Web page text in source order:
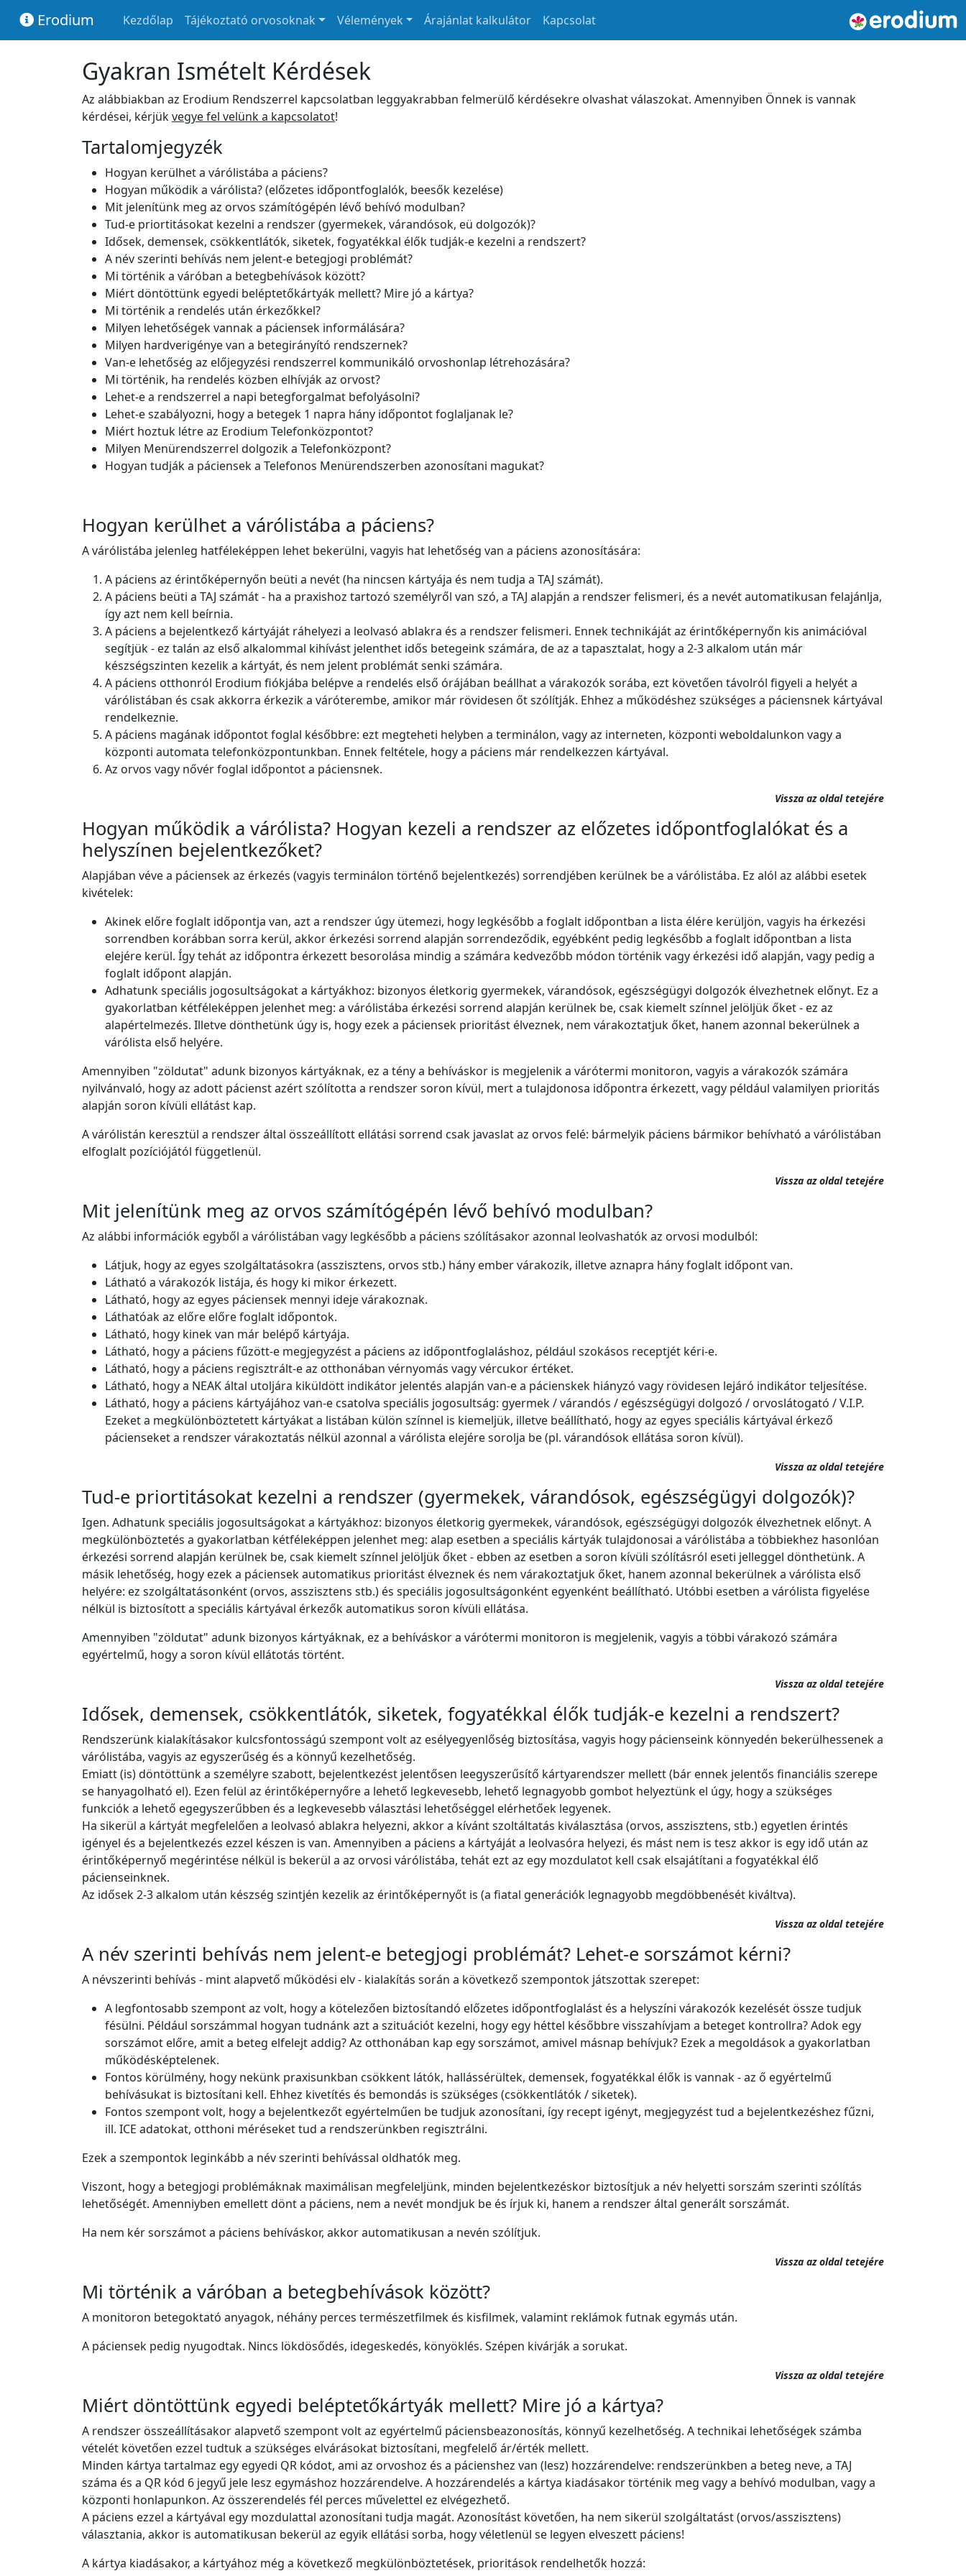
Erodium Kezdőlap Tájékoztató orvosoknak Vélemények Árajánlat kalkulátor Kapcsolat
Gyakran Ismételt Kérdések
Az alábbiakban az Erodium Rendszerrel kapcsolatban leggyakrabban felmerülő kérdésekre olvashat válaszokat. Amennyiben Önnek is vannak
kérdései, kérjükvegye fel velünk a kapcsolatot!
Tartalomjegyzék
Hogyan kerülhet a várólistába a páciens?
Hogyan működik a várólista? (előzetes időpontfoglalók, beesők kezelése)
Mit jelenítünk meg az orvos számítógépén lévő behívó modulban?
Tud-e priortitásokat kezelni a rendszer (gyermekek, várandósok, eü dolgozók)?
Idősek, demensek, csökkentlátók, siketek, fogyatékkal élők tudják-e kezelni a rendszert?
A név szerinti behívás nem jelent-e betegjogi problémát?
Mi történik a váróban a betegbehívások között?
Miért döntöttünk egyedi beléptetőkártyák mellett? Mire jó a kártya?
Mi történik a rendelés után érkezőkkel?
Milyen lehetőségek vannak a páciensek informálására?
Milyen hardverigénye van a betegirányító rendszernek?
Van-e lehetőség az előjegyzési rendszerrel kommunikáló orvoshonlap létrehozására?
Mi történik, ha rendelés közben elhívják az orvost?
Lehet-e a rendszerrel a napi betegforgalmat befolyásolni?
Lehet-e szabályozni, hogy a betegek 1 napra hány időpontot foglaljanak le?
Miért hoztuk létre az Erodium Telefonközpontot?
Milyen Menürendszerrel dolgozik a Telefonközpont?
Hogyan tudják a páciensek a Telefonos Menürendszerben azonosítani magukat?
Hogyan kerülhet a várólistába a páciens?
A várólistába jelenleg hatféleképpen lehet bekerülni, vagyis hat lehetőség van a páciens azonosítására:
A páciens az érintőképernyőn beüti a nevét (ha nincsen kártyája és nem tudja a TAJ számát).
A páciens beüti a TAJ számát - ha a praxishoz tartozó személyről van szó, a TAJ alapján a rendszer felismeri, és a nevét automatikusan felajánlja,
így azt nem kell beírnia.
A páciens a bejelentkező kártyáját ráhelyezi a leolvasó ablakra és a rendszer felismeri. Ennek technikáját az érintőképernyőn kis animációval
segítjük - ez talán az első alkalommal kihívást jelenthet idős betegeink számára, de az a tapasztalat, hogy a 2-3 alkalom után már
készségszinten kezelik a kártyát, és nem jelent problémát senki számára.
A páciens otthonról Erodium fiókjába belépve a rendelés első órájában beállhat a várakozók sorába, ezt követően távolról figyeli a helyét a
várólistában és csak akkorra érkezik a váróterembe, amikor már rövidesen őt szólítják. Ehhez a működéshez szükséges a páciensnek kártyával
rendelkeznie.
A páciens magának időpontot foglal későbbre: ezt megteheti helyben a terminálon, vagy az interneten, központi weboldalunkon vagy a
központi automata telefonközpontunkban. Ennek feltétele, hogy a páciens már rendelkezzen kártyával.
Az orvos vagy nővér foglal időpontot a páciensnek.
Vissza az oldal tetejére
Hogyan működik a várólista? Hogyan kezeli a rendszer az előzetes időpontfoglalókat és a
helyszínen bejelentkezőket?
Alapjában véve a páciensek az érkezés (vagyis terminálon történő bejelentkezés) sorrendjében kerülnek be a várólistába. Ez alól az alábbi esetek
kivételek:
Akinek előre foglalt időpontja van, azt a rendszer úgy ütemezi, hogy legkésőbb a foglalt időpontban a lista élére kerüljön, vagyis ha érkezési
sorrendben korábban sorra kerül, akkor érkezési sorrend alapján sorrendeződik, egyébként pedig legkésőbb a foglalt időpontban a lista
elejére kerül. Így tehát az időpontra érkezett besorolása mindig a számára kedvezőbb módon történik vagy érkezési idő alapján, vagy pedig a
foglalt időpont alapján.
Adhatunk speciális jogosultságokat a kártyákhoz: bizonyos életkorig gyermekek, várandósok, egészségügyi dolgozók élvezhetnek előnyt. Ez a
gyakorlatban kétféleképpen jelenhet meg: a várólistába érkezési sorrend alapján kerülnek be, csak kiemelt színnel jelöljük őket - ez az
alapértelmezés. Illetve dönthetünk úgy is, hogy ezek a páciensek prioritást élveznek, nem várakoztatjuk őket, hanem azonnal bekerülnek a
várólista első helyére.
Amennyiben "zöldutat" adunk bizonyos kártyáknak, ez a tény a behíváskor is megjelenik a várótermi monitoron, vagyis a várakozók számára
nyilvánvaló, hogy az adott pácienst azért szólította a rendszer soron kívül, mert a tulajdonosa időpontra érkezett, vagy például valamilyen prioritás
alapján soron kívüli ellátást kap.
A várólistán keresztül a rendszer által összeállított ellátási sorrend csak javaslat az orvos felé: bármelyik páciens bármikor behívható a várólistában
elfoglalt pozíciójától függetlenül.
Vissza az oldal tetejére
Mit jelenítünk meg az orvos számítógépén lévő behívó modulban?
Az alábbi információk egyből a várólistában vagy legkésőbb a páciens szólításakor azonnal leolvashatók az orvosi modulból:
Látjuk, hogy az egyes szolgáltatásokra (asszisztens, orvos stb.) hány ember várakozik, illetve aznapra hány foglalt időpont van.
Látható a várakozók listája, és hogy ki mikor érkezett.
Látható, hogy az egyes páciensek mennyi ideje várakoznak.
Láthatóak az előre előre foglalt időpontok.
Látható, hogy kinek van már belépő kártyája.
Látható, hogy a páciens fűzött-e megjegyzést a páciens az időpontfoglaláshoz, például szokásos receptjét kéri-e.
Látható, hogy a páciens regisztrált-e az otthonában vérnyomás vagy vércukor értéket.
Látható, hogy a NEAK által utoljára kiküldött indikátor jelentés alapján van-e a pácienskek hiányzó vagy rövidesen lejáró indikátor teljesítése.
Látható, hogy a páciens kártyájához van-e csatolva speciális jogosultság: gyermek / várandós / egészségügyi dolgozó / orvoslátogató / V.I.P.
Ezeket a megkülönböztetett kártyákat a listában külön színnel is kiemeljük, illetve beállítható, hogy az egyes speciális kártyával érkező
pácienseket a rendszer várakoztatás nélkül azonnal a várólista elejére sorolja be (pl. várandósok ellátása soron kívül).
Vissza az oldal tetejére
Tud-e priortitásokat kezelni a rendszer (gyermekek, várandósok, egészségügyi dolgozók)?
Igen. Adhatunk speciális jogosultságokat a kártyákhoz: bizonyos életkorig gyermekek, várandósok, egészségügyi dolgozók élvezhetnek előnyt. A
megkülönböztetés a gyakorlatban kétféleképpen jelenhet meg: alap esetben a speciális kártyák tulajdonosai a várólistába a többiekhez hasonlóan
érkezési sorrend alapján kerülnek be, csak kiemelt színnel jelöljük őket - ebben az esetben a soron kívüli szólításról eseti jelleggel dönthetünk. A
másik lehetőség, hogy ezek a páciensek automatikus prioritást élveznek és nem várakoztatjuk őket, hanem azonnal bekerülnek a várólista első
helyére: ez szolgáltatásonként (orvos, asszisztens stb.) és speciális jogosultságonként egyenként beállítható. Utóbbi esetben a várólista figyelése
nélkül is biztosított a speciális kártyával érkezők automatikus soron kívüli ellátása.
Amennyiben "zöldutat" adunk bizonyos kártyáknak, ez a behíváskor a várótermi monitoron is megjelenik, vagyis a többi várakozó számára
egyértelmű, hogy a soron kívül ellátotás történt.
Vissza az oldal tetejére
Idősek, demensek, csökkentlátók, siketek, fogyatékkal élők tudják-e kezelni a rendszert?
Rendszerünk kialakításakor kulcsfontosságú szempont volt az esélyegyenlőség biztosítása, vagyis hogy pácienseink könnyedén bekerülhessenek a
várólistába, vagyis az egyszerűség és a könnyű kezelhetőség.
Emiatt (is) döntöttünk a személyre szabott, bejelentkezést jelentősen leegyszerűsítő kártyarendszer mellett (bár ennek jelentős financiális szerepe
se hanyagolható el). Ezen felül az érintőképernyőre a lehető legkevesebb, lehető legnagyobb gombot helyeztünk el úgy, hogy a szükséges
funkciók a lehető egegyszerűbben és a legkevesebb választási lehetőséggel elérhetőek legyenek.
Ha sikerül a kártyát megfelelően a leolvasó ablakra helyezni, akkor a kívánt szoltáltatás kiválasztása (orvos, asszisztens, stb.) egyetlen érintés
igényel és a bejelentkezés ezzel készen is van. Amennyiben a páciens a kártyáját a leolvasóra helyezi, és mást nem is tesz akkor is egy idő után az
érintőképernyő megérintése nélkül is bekerül a az orvosi várólistába, tehát ezt az egy mozdulatot kell csak elsajátítani a fogyatékkal élő
pácienseinknek.
Az idősek 2-3 alkalom után készség szintjén kezelik az érintőképernyőt is (a fiatal generációk legnagyobb megdöbbenését kiváltva).
Vissza az oldal tetejére
A név szerinti behívás nem jelent-e betegjogi problémát? Lehet-e sorszámot kérni?
A névszerinti behívás - mint alapvető működési elv - kialakítás során a következő szempontok játszottak szerepet:
A legfontosabb szempont az volt, hogy a kötelezően biztosítandó előzetes időpontfoglalást és a helyszíni várakozók kezelését össze tudjuk
fésülni. Például sorszámmal hogyan tudnánk azt a szituációt kezelni, hogy egy héttel későbbre visszahívjam a beteget kontrollra? Adok egy
sorszámot előre, amit a beteg elfelejt addig? Az otthonában kap egy sorszámot, amivel másnap behívjuk? Ezek a megoldások a gyakorlatban
működésképtelenek.
Fontos körülmény, hogy nekünk praxisunkban csökkent látók, hallássérültek, demensek, fogyatékkal élők is vannak - az ő egyértelmű
behívásukat is biztosítani kell. Ehhez kivetítés és bemondás is szükséges (csökkentlátók / siketek).
Fontos szempont volt, hogy a bejelentkezőt egyértelműen be tudjuk azonosítani, így recept igényt, megjegyzést tud a bejelentkezéshez fűzni,
ill. ICE adatokat, otthoni méréseket tud a rendszerünkben regisztrálni.
Ezek a szempontok leginkább a név szerinti behívással oldhatók meg.
Viszont, hogy a betegjogi problémáknak maximálisan megfeleljünk, minden bejelentkezéskor biztosítjuk a név helyetti sorszám szerinti szólítás
lehetőségét. Amenniyben emellett dönt a páciens, nem a nevét mondjuk be és írjuk ki, hanem a rendszer által generált sorszámát.
Ha nem kér sorszámot a páciens behíváskor, akkor automatikusan a nevén szólítjuk.
Vissza az oldal tetejére
Mi történik a váróban a betegbehívások között?
A monitoron betegoktató anyagok, néhány perces természetfilmek és kisfilmek, valamint reklámok futnak egymás után.
A páciensek pedig nyugodtak. Nincs lökdösődés, idegeskedés, könyöklés. Szépen kivárják a sorukat.
Vissza az oldal tetejére
Miért döntöttünk egyedi beléptetőkártyák mellett? Mire jó a kártya?
A rendszer összeállításakor alapvető szempont volt az egyértelmű páciensbeazonosítás, könnyű kezelhetőség. A technikai lehetőségek számba
vételét követően ezzel tudtuk a szükséges elvárásokat biztosítani, megfelelő ár/érték mellett.
Minden kártya tartalmaz egy egyedi QR kódot, ami az orvoshoz és a pácienshez van (lesz) hozzárendelve: rendszerünkben a beteg neve, a TAJ
száma és a QR kód 6 jegyű jele lesz egymáshoz hozzárendelve. A hozzárendelés a kártya kiadásakor történik meg vagy a behívó modulban, vagy a
központi honlapunkon. Az összerendelés fél perces művelettel ez elvégezhető.
A páciens ezzel a kártyával egy mozdulattal azonosítani tudja magát. Azonosítást követően, ha nem sikerül szolgáltatást (orvos/asszisztens)
választania, akkor is automatikusan bekerül az egyik ellátási sorba, hogy véletlenül se legyen elveszett páciens!
A kártya kiadásakor, a kártyához még a következő megkülönböztetések, prioritások rendelhetők hozzá: